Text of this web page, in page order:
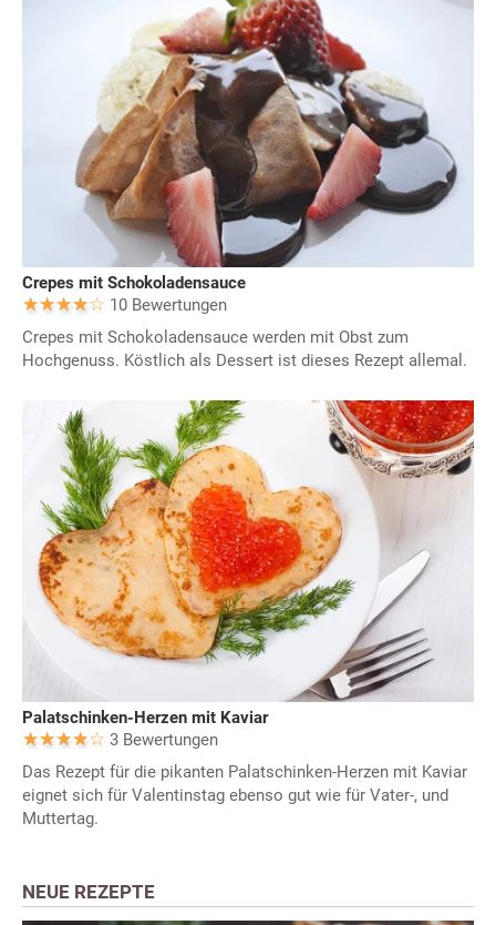
Crepes mit Schokoladensauce
10 Bewertungen
Crepes mit Schokoladensauce werden mit Obst zum
Hochgenuss. Köstlich als Dessert ist dieses Rezept allemal.
Palatschinken-Herzen mit Kaviar
3 Bewertungen
Das Rezept für die pikanten Palatschinken-Herzen mit Kaviar
eignet sich für Valentinstag ebenso gut wie für Vater-, und
Muttertag.
NEUE REZEPTE